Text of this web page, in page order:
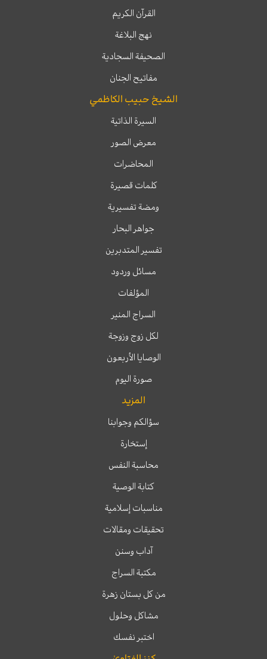
القرآن الكريم
نهج البلاغة
الصحيفة السجادية
مفاتيح الجنان
الشيخ حبيب الكاظمي
السيرة الذاتية
معرض الصور
المحاضرات
كلمات قصيرة
ومضة تفسيرية
جواهر البحار
تفسير المتدبرين
مسائل وردود
المؤلفات
السراج المنير
لكل زوج وزوجة
الوصايا الأربعون
صورة اليوم
المزيد
سؤالكم وجوابنا
إستخارة
محاسبة النفس
كتابة الوصية
مناسبات إسلامية
تحقيقات ومقالات
آداب وسنن
مكتبة السراج
من كل بستان زهرة
مشاكل وحلول
اختبر نفسك